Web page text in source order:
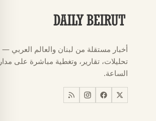
أخبار مستقلة من لبنان والعالم العربي —
تحليلات، تقارير، وتغطية مباشرة على مدار
الساعة.